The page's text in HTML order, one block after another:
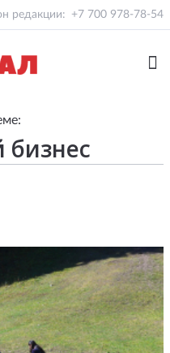
редакции: +7 700 978-78-54